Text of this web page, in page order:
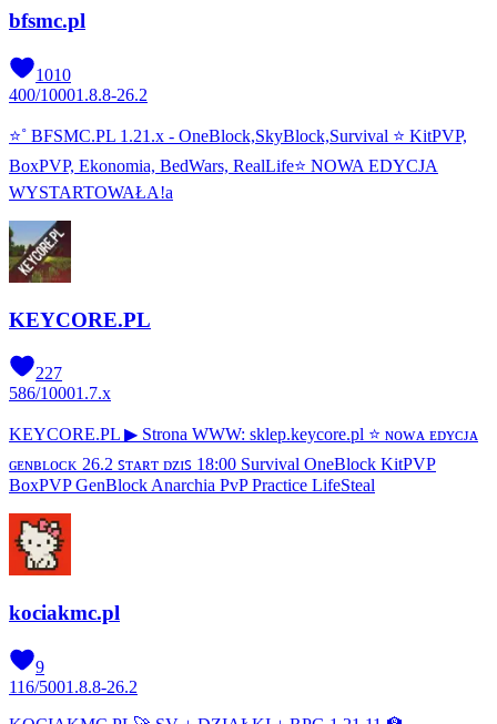
bfsmc.pl
1010
400/10001.8.8-26.2
⭐˚ BFSMC.PL 1.21.x - OneBlock,SkyBlock,Survival ⭐ KitPVP,
BoxPVP, Ekonomia, BedWars, RealLife⭐ NOWA EDYCJA
WYSTARTOWAŁA!a
KEYCORE.PL
227
586/10001.7.x
KEYCORE.PL ▶ Strona WWW: sklep.keycore.pl ⭐ ɴᴏᴡᴀ ᴇᴅʏᴄᴊᴀ
ɢᴇɴʙʟᴏᴄᴋ 26.2 ꜱᴛᴀʀᴛ ᴅᴢɪꜱ 18:00 Survival OneBlock KitPVP
BoxPVP GenBlock Anarchia PvP Practice LifeSteal
kociakmc.pl
9
116/5001.8.8-26.2